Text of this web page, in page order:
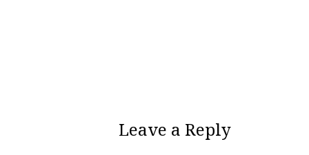
Leave a Reply